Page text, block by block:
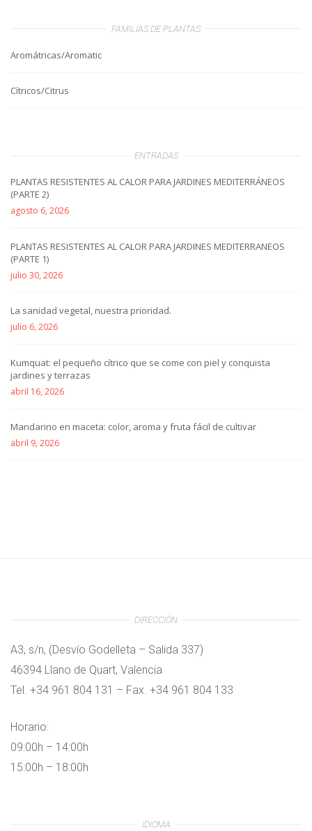
FAMILIAS DE PLANTAS
Aromátricas/Aromatic
Cítricos/Citrus
ENTRADAS
PLANTAS RESISTENTES AL CALOR PARA JARDINES MEDITERRÁNEOS
(PARTE 2)
agosto 6, 2026
PLANTAS RESISTENTES AL CALOR PARA JARDINES MEDITERRANEOS
(PARTE 1)
julio 30, 2026
La sanidad vegetal, nuestra prioridad.
julio 6, 2026
Kumquat: el pequeño cítrico que se come con piel y conquista
jardines y terrazas
abril 16, 2026
Mandarino en maceta: color, aroma y fruta fácil de cultivar
abril 9, 2026
DIRECCIÓN
A3, s/n, (Desvío Godelleta – Salida 337)
46394 Llano de Quart, Valencia
Tel. +34 961 804 131 – Fax. +34 961 804 133
Horario:
09:00h – 14:00h
15:00h – 18:00h
IDIOMA